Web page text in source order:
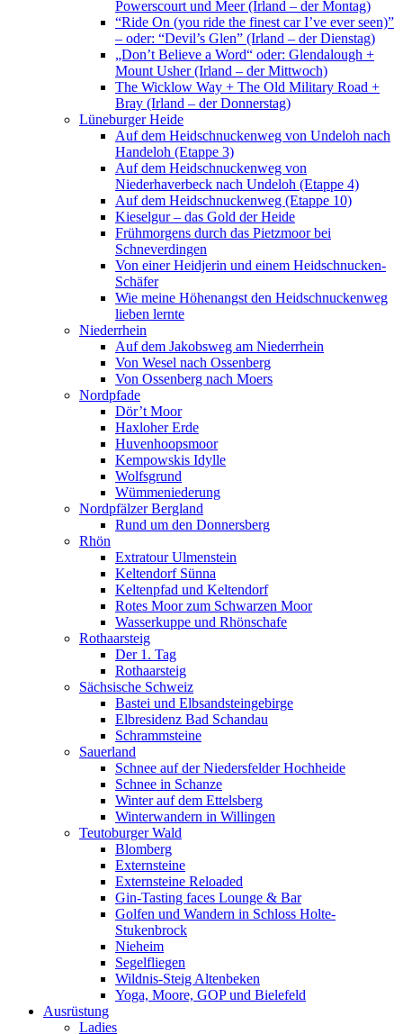
Powerscourt und Meer (Irland – der Montag)
“Ride On (you ride the finest car I’ve ever seen)”
– oder: “Devil’s Glen” (Irland – der Dienstag)
„Don’t Believe a Word“ oder: Glendalough +
Mount Usher (Irland – der Mittwoch)
The Wicklow Way + The Old Military Road +
Bray (Irland – der Donnerstag)
Lüneburger Heide
Auf dem Heidschnuckenweg von Undeloh nach
Handeloh (Etappe 3)
Auf dem Heidschnuckenweg von
Niederhaverbeck nach Undeloh (Etappe 4)
Auf dem Heidschnuckenweg (Etappe 10)
Kieselgur – das Gold der Heide
Frühmorgens durch das Pietzmoor bei
Schneverdingen
Von einer Heidjerin und einem Heidschnucken-
Schäfer
Wie meine Höhenangst den Heidschnuckenweg
lieben lernte
Niederrhein
Auf dem Jakobsweg am Niederrhein
Von Wesel nach Ossenberg
Von Ossenberg nach Moers
Nordpfade
Dör’t Moor
Haxloher Erde
Huvenhoopsmoor
Kempowskis Idylle
Wolfsgrund
Wümmeniederung
Nordpfälzer Bergland
Rund um den Donnersberg
Rhön
Extratour Ulmenstein
Keltendorf Sünna
Keltenpfad und Keltendorf
Rotes Moor zum Schwarzen Moor
Wasserkuppe und Rhönschafe
Rothaarsteig
Der 1. Tag
Rothaarsteig
Sächsische Schweiz
Bastei und Elbsandsteingebirge
Elbresidenz Bad Schandau
Schrammsteine
Sauerland
Schnee auf der Niedersfelder Hochheide
Schnee in Schanze
Winter auf dem Ettelsberg
Winterwandern in Willingen
Teutoburger Wald
Blomberg
Externsteine
Externsteine Reloaded
Gin-Tasting faces Lounge & Bar
Golfen und Wandern in Schloss Holte-
Stukenbrock
Nieheim
Segelfliegen
Wildnis-Steig Altenbeken
Yoga, Moore, GOP und Bielefeld
Ausrüstung
Ladies